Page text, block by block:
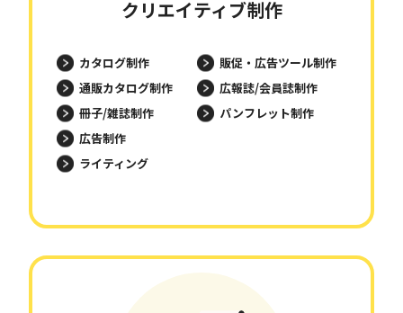
クリエイティブ制作
カタログ制作
販促・広告ツール制作
通販カタログ制作
広報誌/会員誌制作
冊子/雑誌制作
パンフレット制作
広告制作
ライティング